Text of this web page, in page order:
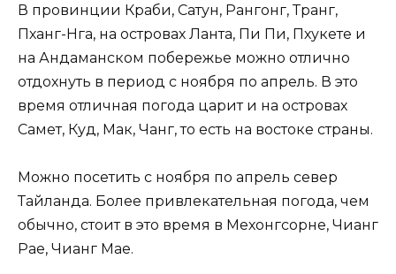
В провинции Краби, Сатун, Рангонг, Транг,
Пханг-Нга, на островах Ланта, Пи Пи, Пхукете и
на Андаманском побережье можно отлично
отдохнуть в период с ноября по апрель. В это
время отличная погода царит и на островах
Самет, Куд, Мак, Чанг, то есть на востоке страны.
Можно посетить с ноября по апрель север
Тайланда. Более привлекательная погода, чем
обычно, стоит в это время в Мехонгсорне, Чианг
Рае, Чианг Мае.